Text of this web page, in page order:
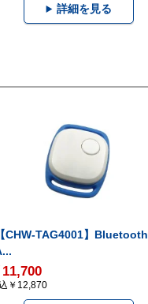
詳細を見る
【CHW-TAG4001】Bluetooth
11,700
￥12,870